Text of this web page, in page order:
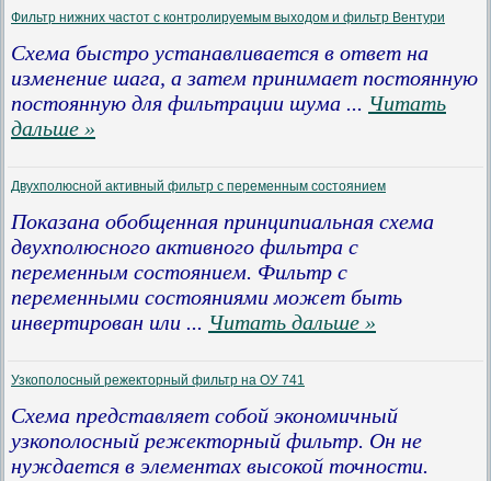
Фильтр нижних частот с контролируемым выходом и фильтр Вентури
Схема быстро устанавливается в ответ на
изменение шага, а затем принимает постоянную
постоянную для фильтрации шума ... Читать
дальше »
Двухполюсной активный фильтр с переменным состоянием
Показана обобщенная принципиальная схема
двухполюсного активного фильтра с
переменным состоянием. Фильтр с
переменными состояниями может быть
инвертирован или ... Читать дальше »
Узкополосный режекторный фильтр на ОУ 741
Схема представляет собой экономичный
узкополосный режекторный фильтр. Он не
нуждается в элементах высокой точности.